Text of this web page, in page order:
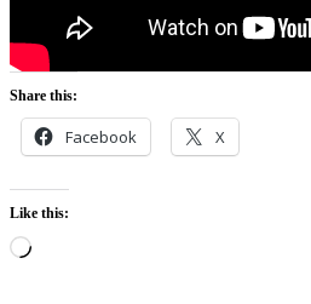
Share this:
Facebook X
Like this:
Loading…